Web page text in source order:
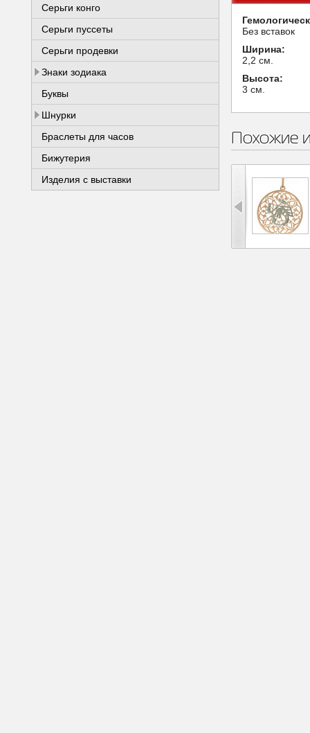
Серьги конго
Серьги пуссеты
Серьги продевки
Знаки зодиака
Буквы
Шнурки
Браслеты для часов
Бижутерия
Изделия с выставки
Без вставок
Ширина:
2,2 см.
Высота:
3 см.
Похожие